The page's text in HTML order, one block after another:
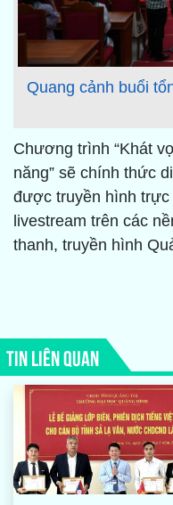
Quang cảnh buổi
Chương trình “Khát
năng” sẽ chính thức
được truyền hình trực
livestream trên các
thanh, truyền hình
TIN LIÊN QUAN